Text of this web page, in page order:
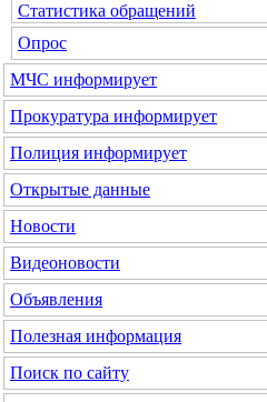
Статистика обращений
Опрос
МЧС информирует
Прокуратура информирует
Полиция информирует
Открытые данные
Новости
Видеоновости
Объявления
Полезная информация
Поиск по сайту